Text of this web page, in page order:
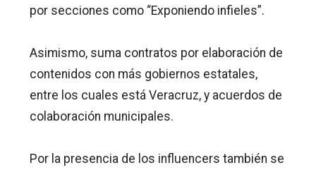
por secciones como “Exponiendo infieles”.
Asimismo, suma contratos por elaboración de
contenidos con más gobiernos estatales,
entre los cuales está Veracruz, y acuerdos de
colaboración municipales.
Por la presencia de los influencers también se